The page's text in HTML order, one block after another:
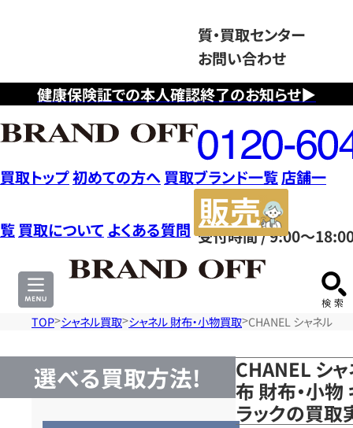
健康保険証での本人確認終了のお知らせ▶
質・買取センター
お問い合わせ
フ
リ
ー
ダ
イ
ヤ
ル
0120604117
受付時間 / 9:00～
買取トップ初めての方へ 買取ブランド一覧店舗一
覧 買取について よくある質問
サ
TOP シャネル買取 シャネル 財布・小物買取 CHANEL シャネル マ
選べる買取方法!
CHANEL シ
布 財布・小物
ラックの買取